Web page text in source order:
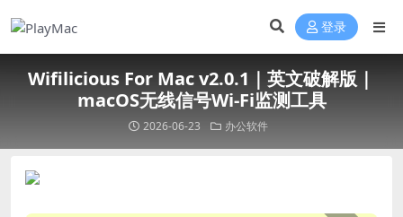
登录
Wifilicious For Mac v2.0.1｜英文破解版｜
macOS无线信号Wi-Fi监测工具
2026-06-23 办公软件